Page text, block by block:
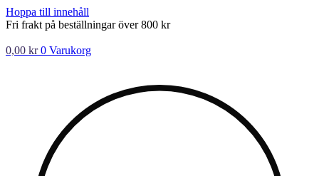
Hoppa till innehåll
Fri frakt på beställningar över 800 kr
0,00 kr 0 Varukorg